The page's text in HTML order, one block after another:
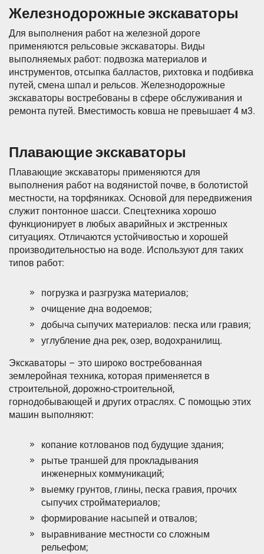
Железнодорожные экскаваторы
Для выполнения работ на железной дороге
применяются рельсовые экскаваторы. Виды
выполняемых работ: подвозка материалов и
инструментов, отсыпка балластов, рихтовка и подбивка
путей, смена шпал и рельсов. Железнодорожные
экскаваторы востребованы в сфере обслуживания и
ремонта путей. Вместимость ковша не превышает 4 м3.
Плавающие экскаваторы
Плавающие экскаваторы применяются для
выполнения работ на водянистой почве, в болотистой
местности, на торфяниках. Основой для передвижения
служит понтонное шасси. Спецтехника хорошо
функционирует в любых аварийных и экстренных
ситуациях. Отличаются устойчивостью и хорошей
производительностью на воде. Используют для таких
типов работ:
погрузка и разгрузка материалов;
очищение дна водоемов;
добыча сыпучих материалов: песка или гравия;
углубление дна рек, озер, водохранилищ.
Экскаваторы – это широко востребованная
землеройная техника, которая применяется в
строительной, дорожно-строительной,
горнодобывающей и других отраслях. С помощью этих
машин выполняют:
копание котлованов под будущие здания;
рытье траншей для прокладывания
инженерных коммуникаций;
выемку грунтов, глины, песка гравия, прочих
сыпучих стройматериалов;
формирование насыпей и отвалов;
выравнивание местности со сложным
рельефом;